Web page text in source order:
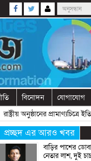
বিনোদন যোগাযোগ
অনুষ্ঠানের প্রামাণ্যচিত্রে
প্রচ্ছদ এর আরও খবর
বাড়ির পাশের
নেতার লাশ, দুই